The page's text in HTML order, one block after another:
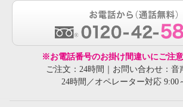
※お電話番号のお掛け間違いにご注意
ご注文：24時間｜お問い合わせ：音
24時間／オペレーター対応 9:00